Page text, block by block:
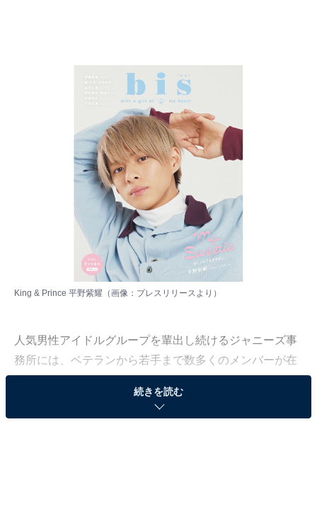
King & Prince 平野紫耀（画像： プレスリリース より）
人気男性アイドルグループを輩出し続けるジャニーズ事
務所には、ベテランから若手まで数多くのメンバーが在
All About編集部は9月5～20日の期間、10～60代の男女
続きを読む